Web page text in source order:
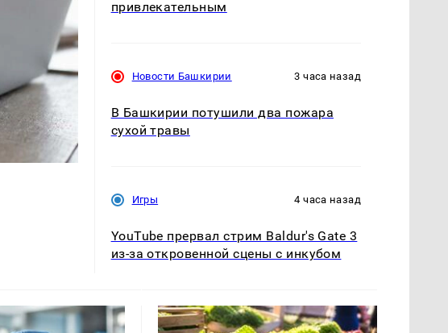
привлекательным
Новости Башкирии 3 часа назад
В Башкирии потушили два пожара
сухой травы
Игры 4 часа назад
YouTube прервал стрим Baldur's Gate 3
из-за откровенной сцены с инкубом